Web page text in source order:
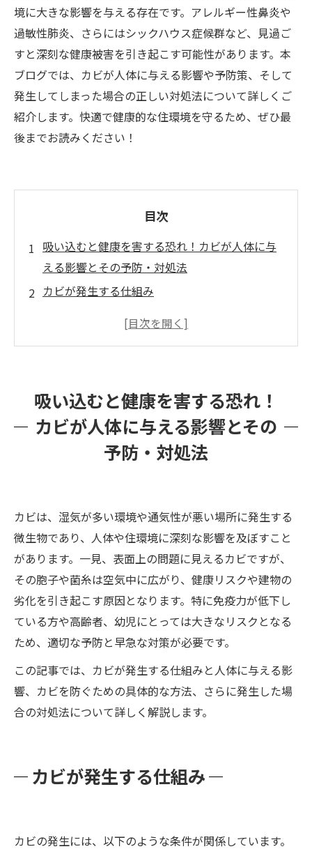
境に大きな影響を与える存在です。アレルギー性鼻炎や
過敏性肺炎、さらにはシックハウス症候群など、見過ご
すと深刻な健康被害を引き起こす可能性があります。本
ブログでは、カビが人体に与える影響や予防策、そして
発生してしまった場合の正しい対処法について詳しくご
紹介します。快適で健康的な住環境を守るため、ぜひ最
後までお読みください！
目次
吸い込むと健康を害する恐れ！カビが人体に与
える影響とその予防・対処法
カビが発生する仕組み
カビが人体に与える影響
吸い込むと健康を害する恐れ！
カビが人体に与える影響とその
予防・対処法
カビは、湿気が多い環境や通気性が悪い場所に発生する
微生物であり、人体や住環境に深刻な影響を及ぼすこと
があります。一見、表面上の問題に見えるカビですが、
その胞子や菌糸は空気中に広がり、健康リスクや建物の
劣化を引き起こす原因となります。特に免疫力が低下し
ている方や高齢者、幼児にとっては大きなリスクとなる
ため、適切な予防と早急な対策が必要です。
この記事では、カビが発生する仕組みと人体に与える影
響、カビを防ぐための具体的な方法、さらに発生した場
合の対処法について詳しく解説します。
カビが発生する仕組み
カビの発生には、以下のような条件が関係しています。